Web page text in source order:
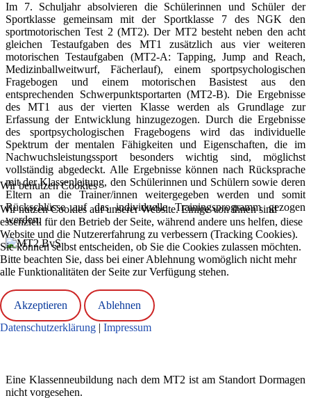
Im 7. Schuljahr absolvieren die Schülerinnen und Schüler der
Sportklasse gemeinsam mit der Sportklasse 7 des NGK den
sportmotorischen Test 2 (MT2). Der MT2 besteht neben den acht
gleichen Testaufgaben des MT1 zusätzlich aus vier weiteren
motorischen Testaufgaben (MT2-A: Tapping, Jump and Reach,
Medizinballweitwurf, Fächerlauf), einem sportpsychologischen
Fragebogen und einem motorischen Basistest aus den
entsprechenden Schwerpunktsportarten (MT2-B). Die Ergebnisse
des MT1 aus der vierten Klasse werden als Grundlage zur
Erfassung der Entwicklung hinzugezogen. Durch die Ergebnisse
des sportpsychologischen Fragebogens wird das individuelle
Spektrum der mentalen Fähigkeiten und Eigenschaften, die im
Nachwuchsleistungssport besonders wichtig sind, möglichst
vollständig abgedeckt. Alle Ergebnisse können nach Rücksprache
mit der Klassenleitung, den Schülerinnen und Schülern sowie deren
Eltern an die Trainer/innen weitergegeben werden und somit
Rückschlüsse auf das individuelle Trainingsprogramm gezogen
werden.
Eine Klassenneubildung nach dem MT2 ist am Standort Dormagen
nicht vorgesehen.
Wir benutzen Cookies
Wir nutzen Cookies auf unserer Website. Einige von ihnen sind
essenziell für den Betrieb der Seite, während andere uns helfen, diese
Website und die Nutzererfahrung zu verbessern (Tracking Cookies).
Sie können selbst entscheiden, ob Sie die Cookies zulassen möchten.
Bitte beachten Sie, dass bei einer Ablehnung womöglich nicht mehr
alle Funktionalitäten der Seite zur Verfügung stehen.
Akzeptieren
Ablehnen
Datenschutzerklärung | Impressum